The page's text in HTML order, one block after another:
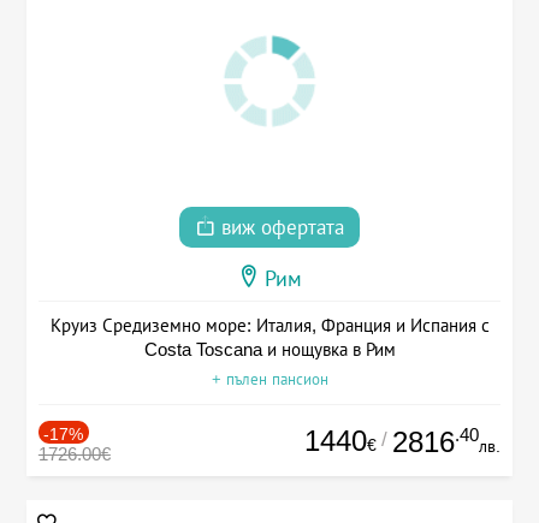
виж офертата
Рим
Круиз Средиземно море: Италия, Франция и Испания с
Costa Toscana и нощувка в Рим
+ пълен пансион
-17%
1726.00€ 1440€ / 2816.40
лв.